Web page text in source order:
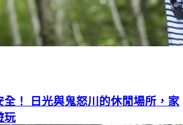
全！ 日光與鬼怒川的休閒場所，家
玩